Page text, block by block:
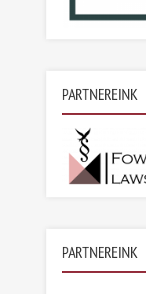
PARTNEREINK
PARTNEREINK